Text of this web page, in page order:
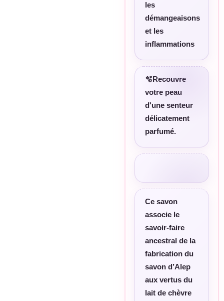
les
démangeaisons
et les
inflammations
🫧Recouvre
votre peau
d'une senteur
délicatement
parfumé.
Ce savon
associe le
savoir-faire
ancestral de la
fabrication du
savon d’Alep
aux vertus du
lait de chèvre